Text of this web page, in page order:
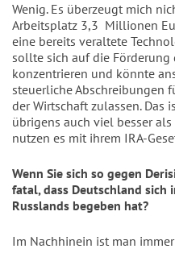
Wenig. Es überzeugt mich
Arbeitsplatz 3,3 Millionen
eine bereits veraltete
sollte sich auf die
konzentrieren und könnte
steuerliche Abschreibungen
der Wirtschaft zulassen. Das
übrigens auch viel besser als
nutzen es mit ihrem IRA-
Wenn Sie sich so gegen
fatal, dass Deutschland sich
Russlands begeben hat?
Im Nachhinein ist man